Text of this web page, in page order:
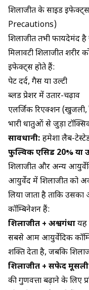
शिलाजीत के साइड
Precautions)
शिलाजीत तभी फायदेमंद
मिलावटी शिलाजीत शरीर
इफेक्ट्स होते हैं:
पेट दर्द, गैस या उल्टी
ब्लड प्रेशर में उतार-चढ़ाव
एलर्जिक रिएक्शन
भारी धातुओं से जुड़ा
सावधानी: हमेशा लैब-
फुल्विक एसिड 20%
शिलाजीत और अन्य
आयुर्वेद में शिलाजीत को
लिया जाता है ताकि
कॉम्बिनेशन हैं:
शिलाजीत + अश्वगंधायह
सबसे आम आयुर्वेदिक
शक्ति देता है, जबकि
शिलाजीत + सफेद
की गुणवत्ता बढ़ाने के लिए